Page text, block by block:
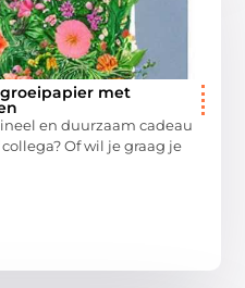
met
en duurzaam cadeau
Of wil je graag je